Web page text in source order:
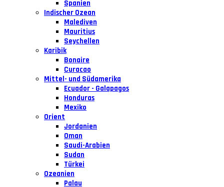
Spanien
Indischer Ozean
Malediven
Mauritius
Seychellen
Karibik
Bonaire
Curacao
Mittel- und Südamerika
Ecuador - Galapagos
Honduras
Mexiko
Orient
Jordanien
Oman
Saudi-Arabien
Sudan
Türkei
Ozeanien
Palau